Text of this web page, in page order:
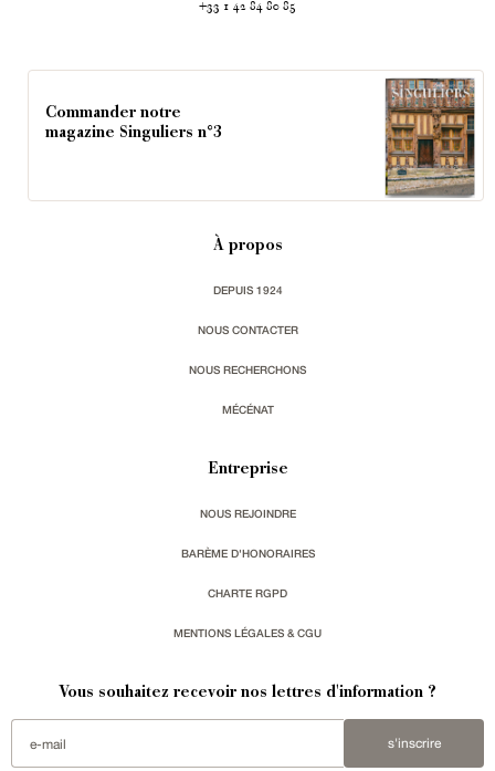
+33 1 42 84 80 85
Commander notre
magazine Singuliers n°3
À propos
DEPUIS 1924
NOUS CONTACTER
NOUS RECHERCHONS
MÉCÉNAT
Entreprise
NOUS REJOINDRE
BARÈME D'HONORAIRES
CHARTE RGPD
MENTIONS LÉGALES & CGU
Vous souhaitez recevoir nos lettres d'information ?
s'inscrire